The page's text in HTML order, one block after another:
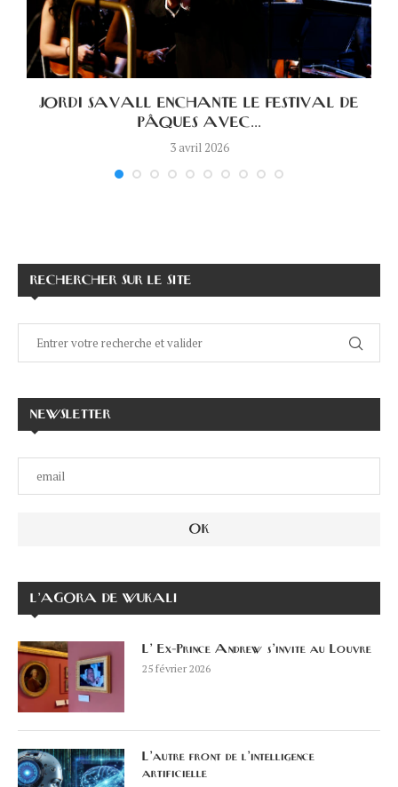
JORDI SAVALL ENCHANTE LE FESTIVAL DE
PÂQUES AVEC...
3 avril 2026
RECHERCHER SUR LE SITE
NEWSLETTER
L’AGORA DE WUKALI
L’ Ex-Prince Andrew s’invite au Louvre
25 février 2026
L’autre front de l’intelligence
artificielle